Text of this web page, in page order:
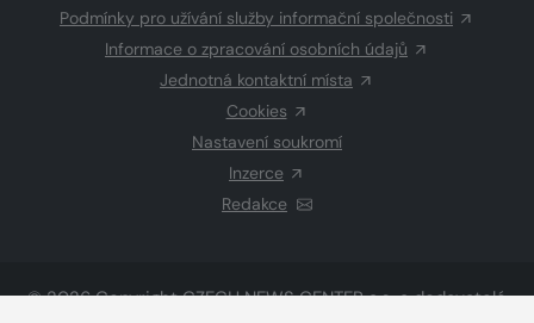
Podmínky pro užívání služby informační společnosti
Informace o zpracování osobních údajů
Jednotná kontaktní místa
Cookies
Nastavení soukromí
Inzerce
Redakce
© 2026 CopyrightCZECH NEWS CENTER a.s.a dodavatelé